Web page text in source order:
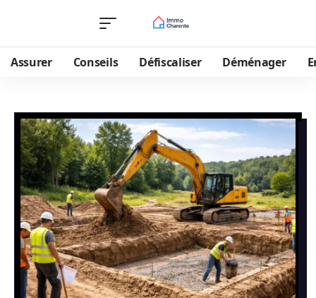
Assurer Conseils Défiscaliser Déménager